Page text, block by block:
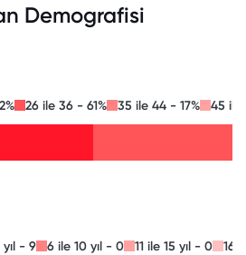
Demografisi
26 ile 36 - 61% 35 ile 44 - 17% 45 ile
- 9 6 ile 10 yıl - 0 11 ile 15 yıl - 0 16